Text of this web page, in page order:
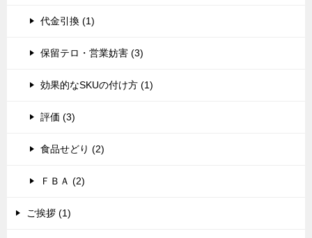
代金引換 (1)
保留テロ・営業妨害 (3)
効果的なSKUの付け方 (1)
評価 (3)
食品せどり (2)
ＦＢＡ (2)
ご挨拶 (1)